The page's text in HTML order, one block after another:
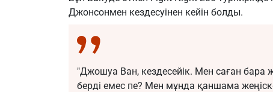
Джонсонмен кездесуінен кейін болды.
"Джошуа Ван, кездесейік. Мен саған
берді емес пе? Мен мұнда қаншама